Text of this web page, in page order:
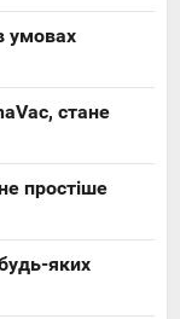
умовах
стане
простіше
яких